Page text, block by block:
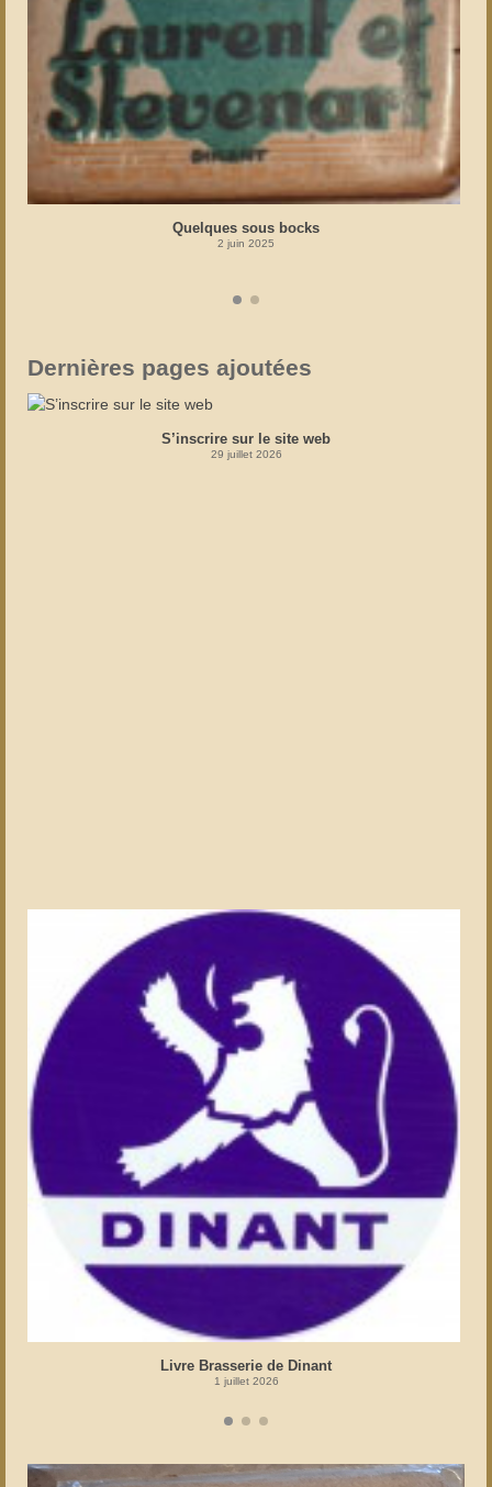
Quelques sous bocks
2 juin 2025
Dernières pages ajoutées
S’inscrire sur le site web
29 juillet 2026
Livre Brasserie de Dinant
1 juillet 2026